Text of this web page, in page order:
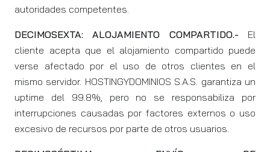
autoridades competentes.
DECIMOSEXTA: ALOJAMIENTO COMPARTIDO.- El
cliente acepta que el alojamiento compartido puede
verse afectado por el uso de otros clientes en el
mismo servidor. HOSTINGYDOMINIOS S.A.S. garantiza un
uptime del 99.8%, pero no se responsabiliza por
interrupciones causadas por factores externos o uso
excesivo de recursos por parte de otros usuarios.